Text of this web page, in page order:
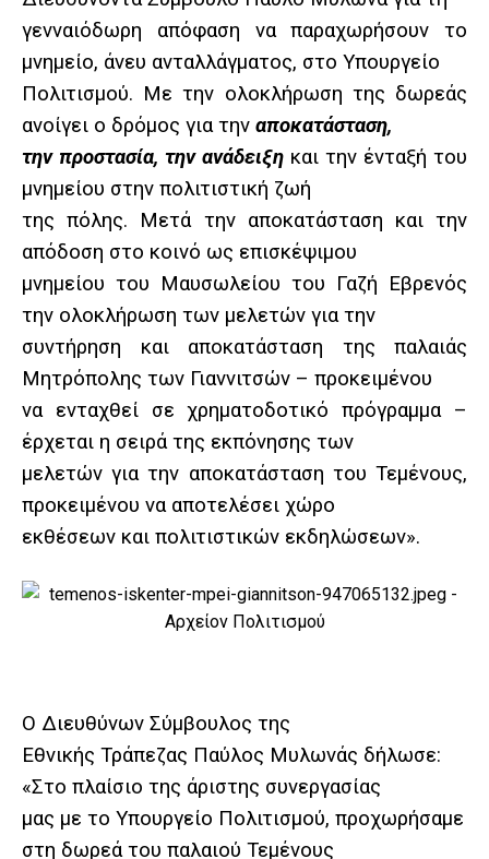
γενναιόδωρη απόφαση να παραχωρήσουν το
μνημείο, άνευ ανταλλάγματος, στο Υπουργείο
Πολιτισμού. Με την ολοκλήρωση της δωρεάς
ανοίγει ο δρόμος για την αποκατάσταση,
την προστασία, την ανάδειξη και την ένταξή του
μνημείου στην πολιτιστική ζωή
της πόλης. Μετά την αποκατάσταση και την
απόδοση στο κοινό ως επισκέψιμου
μνημείου του Μαυσωλείου του Γαζή Εβρενός
την ολοκλήρωση των μελετών για την
συντήρηση και αποκατάσταση της παλαιάς
Μητρόπολης των Γιαννιτσών – προκειμένου
να ενταχθεί σε χρηματοδοτικό πρόγραμμα –
έρχεται η σειρά της εκπόνησης των
μελετών για την αποκατάσταση του Τεμένους,
προκειμένου να αποτελέσει χώρο
εκθέσεων και πολιτιστικών εκδηλώσεων».
Ο Διευθύνων Σύμβουλος της
Εθνικής Τράπεζας Παύλος Μυλωνάς δήλωσε:
«Στο πλαίσιο της άριστης συνεργασίας
μας με το Υπουργείο Πολιτισμού, προχωρήσαμε
στη δωρεά του παλαιού Τεμένους